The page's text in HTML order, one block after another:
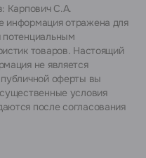
Карпович С.А.
информация отражена для
потенциальным
товаров. Настоящий
не является
оферты вы
условия
после согласования